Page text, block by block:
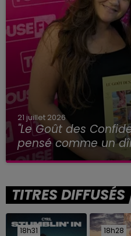
21 juillet 2026
"Le Goût des
pensé comme un
TITRES DIFFUSÉS
18h31
18h31 18h28
18h28